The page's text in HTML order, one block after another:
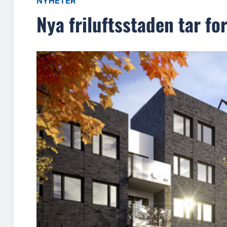
Nya friluftsstaden tar